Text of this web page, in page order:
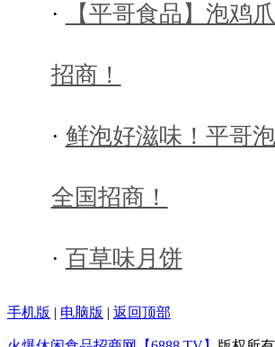
· 【平哥食品】泡鸡
招商！
· 鲜泡好滋味！平哥
全国招商！
· 百草味月饼
手机版 | 电脑版 | 返回顶部